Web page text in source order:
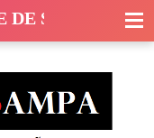
DE SÃO PAULO